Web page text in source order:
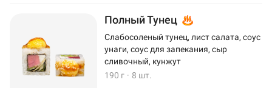
Полный Тунец
Слабосоленый тунец, лист салата, соус
унаги, соус для запекания, сыр
сливочный, кунжут
190 г · 8 шт.